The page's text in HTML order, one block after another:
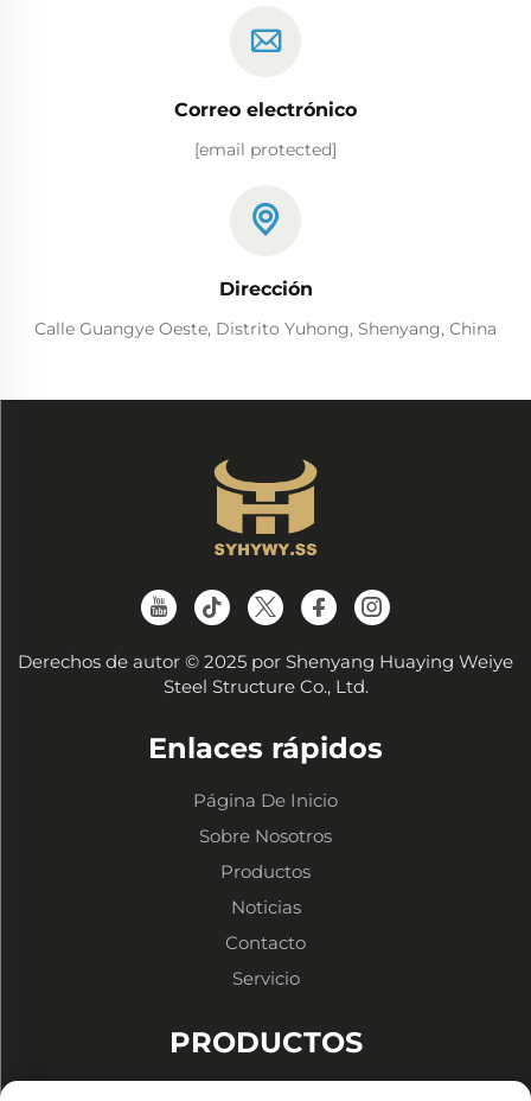
Correo electrónico
[email protected]
Dirección
Calle Guangye Oeste, Distrito Yuhong, Shenyang, China
Derechos de autor © 2025 por Shenyang Huaying Weiye
Steel Structure Co., Ltd.
Enlaces rápidos
Página De Inicio
Sobre Nosotros
Productos
Noticias
Contacto
Servicio
PRODUCTOS